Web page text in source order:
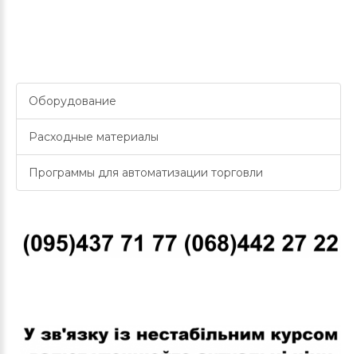
Оборудование
Расходные материалы
Программы для автоматизации торговли